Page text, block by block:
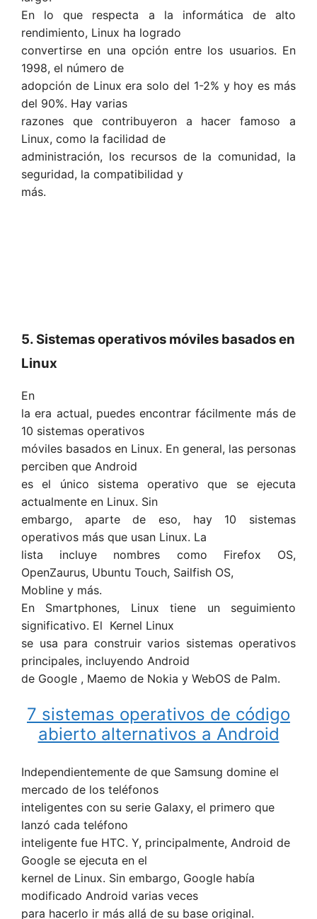
En lo que respecta a la informática de alto
rendimiento, Linux ha logrado
convertirse en una opción entre los usuarios. En
1998, el número de
adopción de Linux era solo del 1-2% y hoy es más
del 90%. Hay varias
razones que contribuyeron a hacer famoso a
Linux, como la facilidad de
administración, los recursos de la comunidad, la
seguridad, la compatibilidad y
más.
5. Sistemas operativos móviles basados ​​en
Linux
En
la era actual, puedes encontrar fácilmente más de
10 sistemas operativos
móviles basados ​​en Linux. En general, las personas
perciben que Android
es el único sistema operativo que se ejecuta
actualmente en Linux. Sin
embargo, aparte de eso, hay 10 sistemas
operativos más que usan Linux. La
lista incluye nombres como Firefox OS,
OpenZaurus, Ubuntu Touch, Sailfish OS,
Mobline y más.
En Smartphones, Linux tiene un seguimiento
significativo. El Kernel Linux
se usa para construir varios sistemas operativos
principales, incluyendo Android
de Google , Maemo de Nokia y WebOS de Palm.
7 sistemas operativos de código
abierto alternativos a Android
Independientemente de que Samsung domine el
mercado de los teléfonos
inteligentes con su serie Galaxy, el primero que
lanzó cada teléfono
inteligente fue HTC. Y, principalmente, Android de
Google se ejecuta en el
kernel de Linux. Sin embargo, Google había
modificado Android varias veces
para hacerlo ir más allá de su base original.